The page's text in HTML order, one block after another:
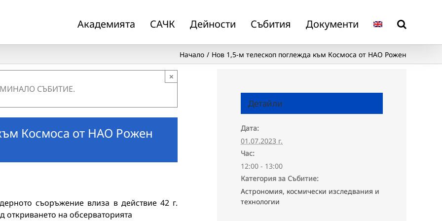
Академията САЧК Дейности Събития Документи
Начало Нов 1,5-м телескоп поглежда към Космоса от НАО Рожен
СЪБИТИЕ.
×
Космоса от НАО Рожен
съоръжение влиза в действие 42 г.
откриването на обсерваторията
Детайли
Дата:
01.07.2023 г.
Час:
12:00 - 13:00
Категория за Събитие:
Астрономия, космически изследвания и
технологии